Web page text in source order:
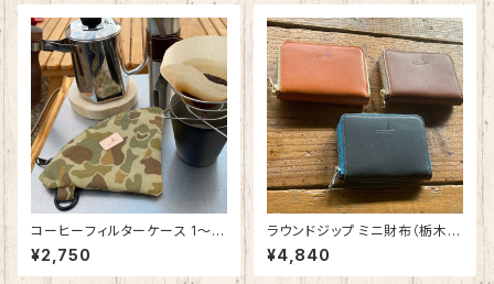
コーヒーフィルターケース 1～4
¥2,750
ラウンドジップ ミニ財布（栃木レ
ザー）日本製 SPW-007-1
¥4,840